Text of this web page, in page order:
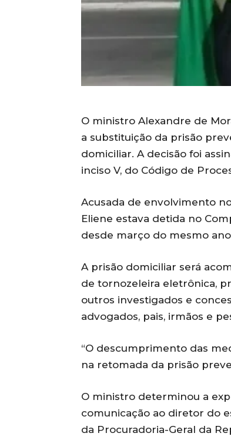
O ministro Alexandre de
a substituição da prisão
domiciliar. A decisão foi
inciso V, do Código de
Acusada de envolvimento
Eliene estava detida no
desde março do mesmo
A prisão domiciliar será
de tornozeleira eletrônica,
outros investigados e
advogados, pais, irmãos e
“O descumprimento das
na retomada da prisão
O ministro determinou a
comunicação ao diretor do
da Procuradoria-Geral da